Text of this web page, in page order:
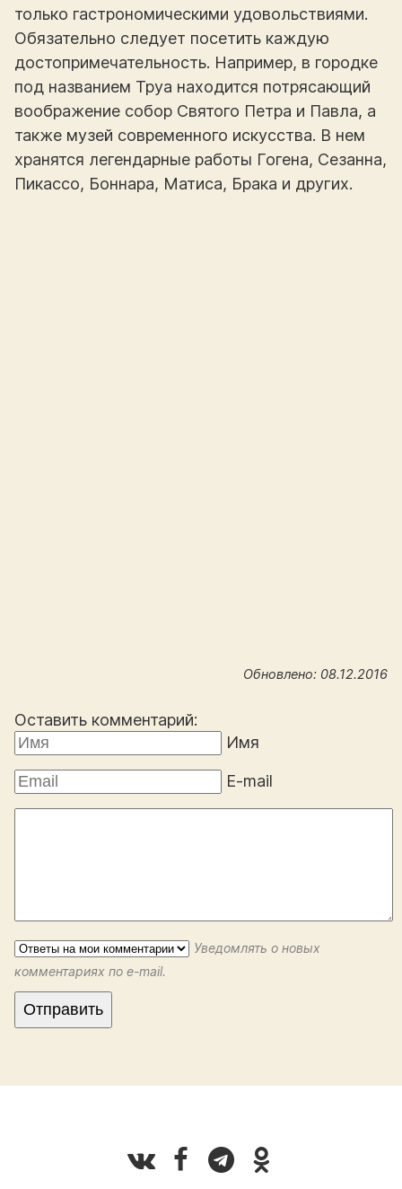
только гастрономическими удовольствиями.
Обязательно следует посетить каждую
достопримечательность. Например, в городке
под названием Труа находится потрясающий
воображение собор Святого Петра и Павла, а
также музей современного искусства. В нем
хранятся легендарные работы Гогена, Сезанна,
Пикассо, Боннара, Матиса, Брака и других.
Обновлено: 08.12.2016
Оставить комментарий:
Имя
E-mail
Уведомлять о новых
комментариях по e-mail.